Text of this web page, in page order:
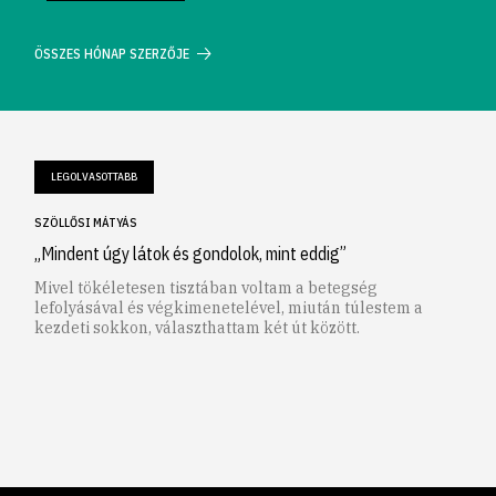
ÖSSZES HÓNAP SZERZŐJE
LEGOLVASOTTABB
SZÖLLŐSI MÁTYÁS
„Mindent úgy látok és gondolok, mint eddig”
Mivel tökéletesen tisztában voltam a betegség
lefolyásával és végkimenetelével, miután túlestem a
kezdeti sokkon, választhattam két út között.